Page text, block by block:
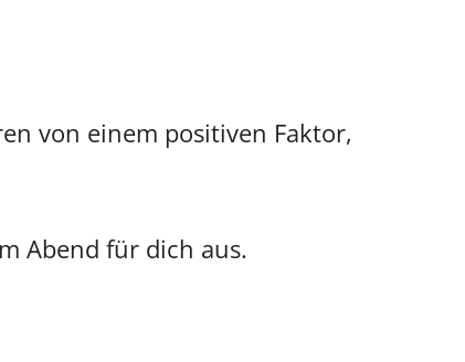
von einem positiven Faktor,
Abend für dich aus.